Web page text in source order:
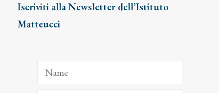
Iscriviti alla Newsletter dell’Istituto
Matteucci